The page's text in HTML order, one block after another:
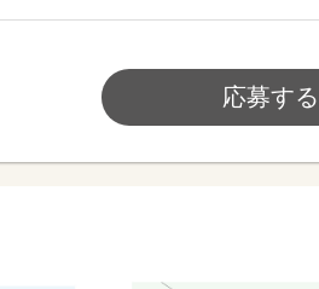
応募する